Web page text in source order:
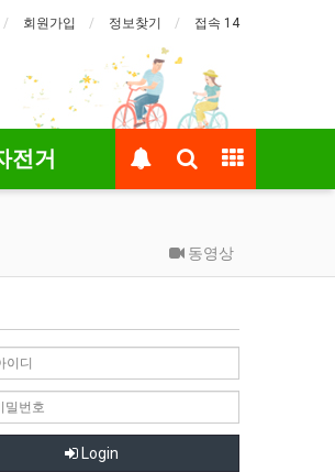
회원가입 정보찾기 접속 14
전거
동영상
Login